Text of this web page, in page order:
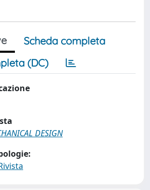
Scheda completa
(DC)
DESIGN